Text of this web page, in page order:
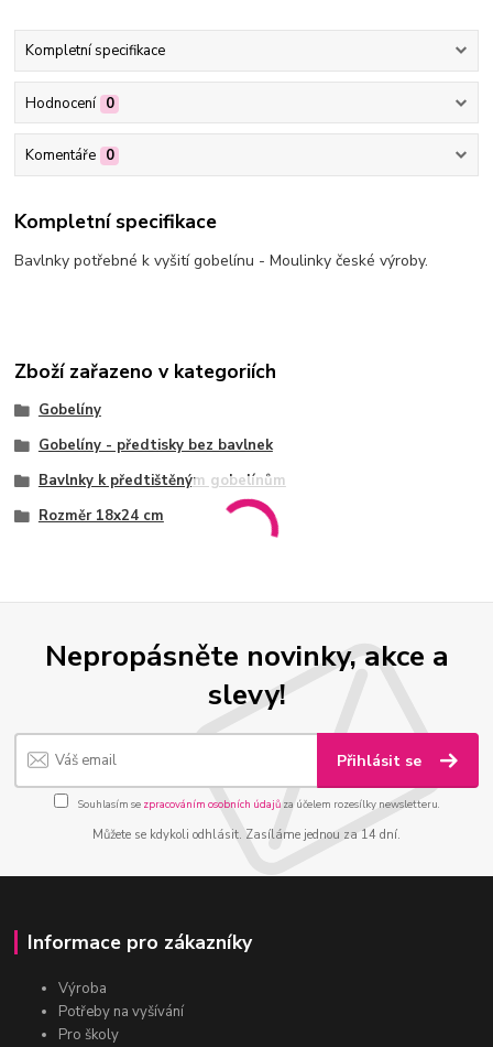
Kompletní specifikace
Hodnocení 0
Komentáře 0
Kompletní specifikace
Bavlnky potřebné k vyšití gobelínu - Moulinky české výroby.
Zboží zařazeno v kategoriích
Gobelíny
Gobelíny - předtisky bez bavlnek
Bavlnky k předtištěným gobelínům
Rozměr 18x24 cm
Nepropásněte novinky, akce a
slevy!
Přihlásit se
Souhlasím se zpracováním osobních údajůza účelem rozesílky newsletteru.
Můžete se kdykoli odhlásit. Zasíláme jednou za 14 dní.
Informace pro zákazníky
Výroba
Potřeby na vyšívání
Pro školy